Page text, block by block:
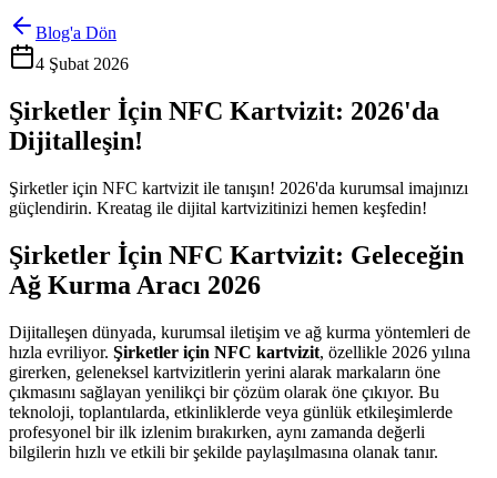
Blog'a Dön
4 Şubat 2026
Şirketler İçin NFC Kartvizit: 2026'da
Dijitalleşin!
Şirketler için NFC kartvizit ile tanışın! 2026'da kurumsal imajınızı
güçlendirin. Kreatag ile dijital kartvizitinizi hemen keşfedin!
Şirketler İçin NFC Kartvizit: Geleceğin
Ağ Kurma Aracı 2026
Dijitalleşen dünyada, kurumsal iletişim ve ağ kurma yöntemleri de
hızla evriliyor. Şirketler için NFC kartvizit, özellikle 2026 yılına
girerken, geleneksel kartvizitlerin yerini alarak markaların öne
çıkmasını sağlayan yenilikçi bir çözüm olarak öne çıkıyor. Bu
teknoloji, toplantılarda, etkinliklerde veya günlük etkileşimlerde
profesyonel bir ilk izlenim bırakırken, aynı zamanda değerli
bilgilerin hızlı ve etkili bir şekilde paylaşılmasına olanak tanır.